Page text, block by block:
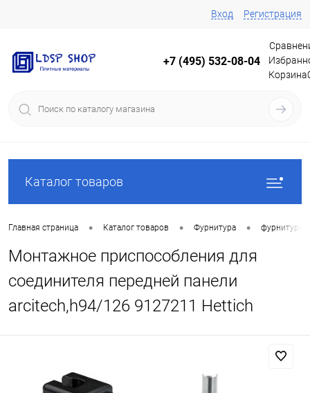
Вход Регистрация
+7 (495) 532-08-04
Корзина
Каталог товаров
Главная страница • Каталог товаров • Фурнитура • фурнитура
Монтажное приспособления для
соединителя передней панели
arcitech,h94/126 9127211 Hettich